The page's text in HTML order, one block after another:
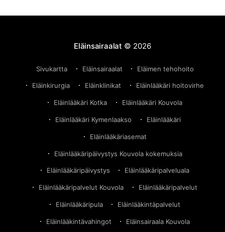
Eläinsairaalat © 2026
Sivukartta Eläinsairaalat Eläimen tehohoito
Eläinkirurgia Eläinklinikat Eläinlääkäri hoitovirhe
Eläinlääkäri Kotka Eläinlääkäri Kouvola
Eläinlääkäri Kymenlaakso Eläinlääkäri
Eläinlääkäriasemat
Eläinlääkäripäivystys Kouvola kokemuksia
Eläinlääkäripäivystys Eläinlääkäripalveluala
Eläinlääkäripalvelut Kouvola Eläinlääkäripalvelut
Eläinlääkäripula Eläinlääkintäpalvelut
Eläinlääkintävahingot Eläinsairaala Kouvola